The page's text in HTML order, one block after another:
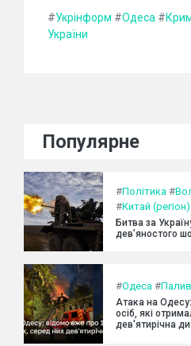
#Укрінформ #Одеса #
України
Популярне
#Політика #
#Китай (регіон)
Битва за
дев’яностого
#Одеса #
Атака на Одесу:
осіб, які
дев'ятирічна